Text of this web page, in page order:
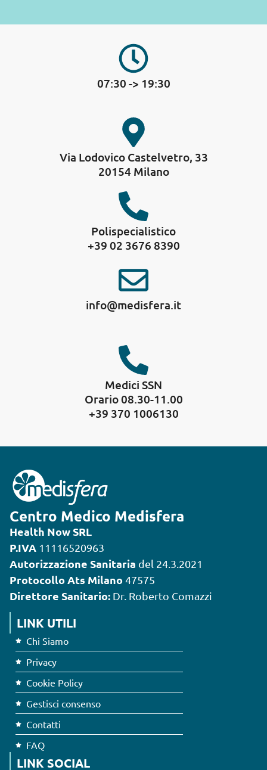
07:30 -> 19:30
Via Lodovico Castelvetro, 33
20154 Milano
Polispecialistico
+39 02 3676 8390
info@medisfera.it
Medici SSN
Orario 08.30-11.00
+39 370 1006130
Centro Medico Medisfera
Health Now SRL
P.IVA 11116520963
Autorizzazione Sanitaria del 24.3.2021
Protocollo Ats Milano 47575
Direttore Sanitario: Dr. Roberto Comazzi
LINK UTILI
Chi Siamo
Privacy
Cookie Policy
Gestisci consenso
Contatti
FAQ
LINK SOCIAL